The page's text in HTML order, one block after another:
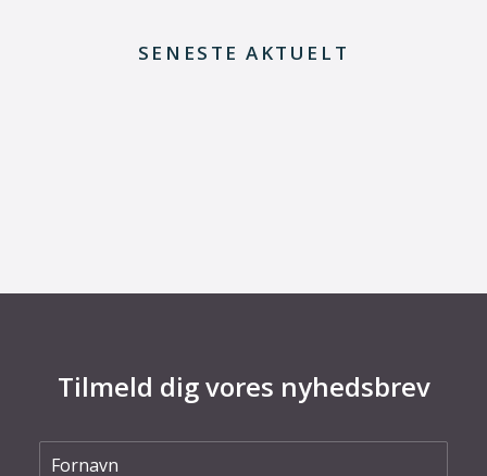
SENESTE AKTUELT
Tilmeld dig vores nyhedsbrev